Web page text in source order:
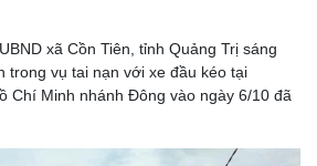
Ô tô
Xe máy
Tư vấn
xã Cồn Tiên, tỉnh Quảng Trị sáng
trong vụ tai nạn với xe đầu kéo tại
Chí Minh nhánh Đông vào ngày 6/10 đã